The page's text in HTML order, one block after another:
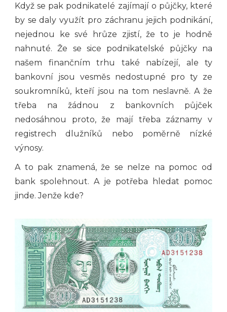
Když se pak podnikatelé zajímají o půjčky, které
by se daly využít pro záchranu jejich podnikání,
nejednou ke své hrůze zjistí, že to je hodně
nahnuté. Že se sice podnikatelské půjčky na
našem finančním trhu také nabízejí, ale ty
bankovní jsou vesměs nedostupné pro ty ze
soukromníků, kteří jsou na tom neslavně. A že
třeba na žádnou z bankovních půjček
nedosáhnou proto, že mají třeba záznamy v
registrech dlužníků nebo poměrně nízké
výnosy.
A to pak znamená, že se nelze na pomoc od
bank spolehnout. A je potřeba hledat pomoc
jinde. Jenže kde?